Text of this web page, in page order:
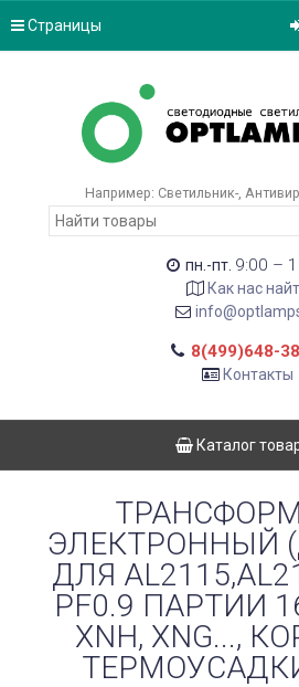
Страницы
Например: Светильник-
пн.-пт. 9:00 –
Как нас
8(499)648-
Контакты
Каталог
ЭЛЕКТРОННЫЙ
ДЛЯ
PF0.9 ПАРТИИ
XNH, XNG...,